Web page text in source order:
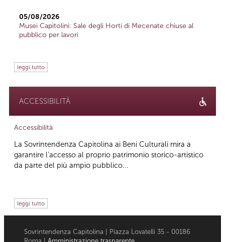
05/08/2026
Musei Capitolini: Sale degli Horti di Mecenate chiuse al
pubblico per lavori
leggi tutto
ACCESSIBILITÀ
Accessibilità
La Sovrintendenza Capitolina ai Beni Culturali mira a
garantire l’accesso al proprio patrimonio storico-artistico
da parte del più ampio pubblico...
leggi tutto
Sovrintendenza Capitolina | Piazza Lovatelli 35 - 00186